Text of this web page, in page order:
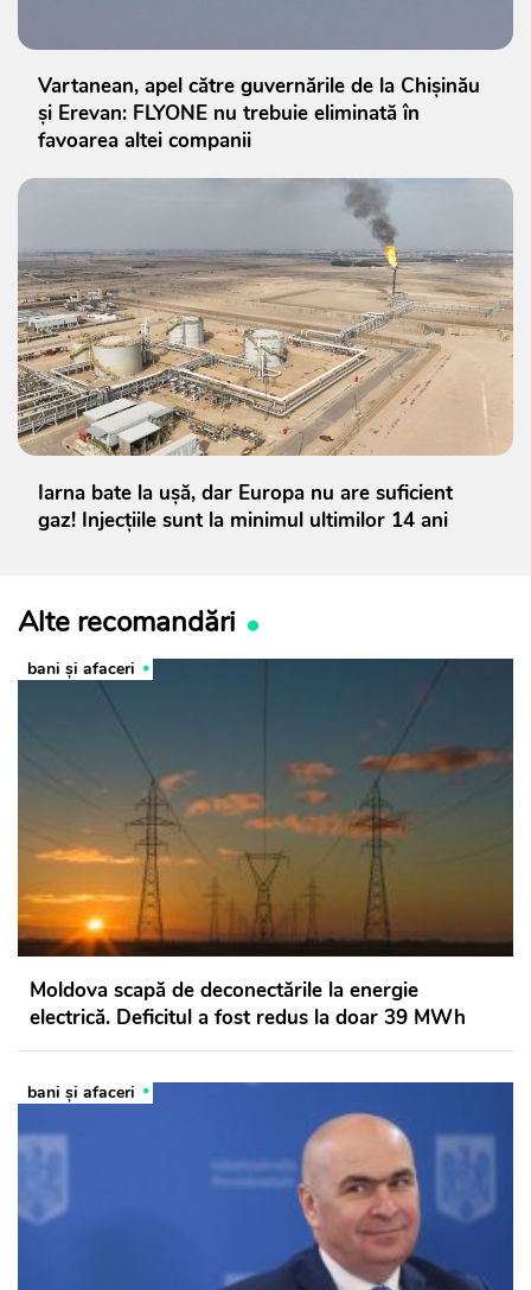
Vartanean, apel către guvernările de la Chișinău
și Erevan: FLYONE nu trebuie eliminată în
favoarea altei companii
Iarna bate la ușă, dar Europa nu are suficient
gaz! Injecțiile sunt la minimul ultimilor 14 ani
Alte recomandări
bani și afaceri
Moldova scapă de deconectările la energie
electrică. Deficitul a fost redus la doar 39 MWh
bani și afaceri